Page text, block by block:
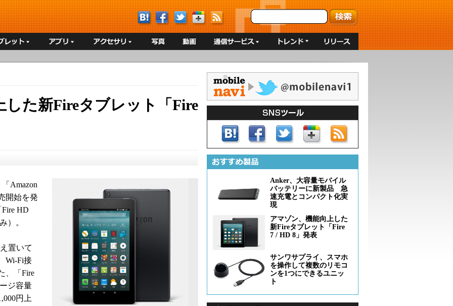
した新Fireタブレット「Fire
Amazon
開始を発
HD
）。
置いて
Wi-Fi接
、「Fire
ジ容量
円上
Anker、大容量モバイル
バッテリーに新製品 急
速充電とコンパクト化実
現
アマゾン、機能向上した
新Fireタブレット「Fire
7 / HD 8」発表
サンワサプライ、スマホ
を操作して複数のリモコ
ンを1つにできるユニッ
ト